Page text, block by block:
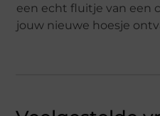
een echt fluitje van een
jouw nieuwe hoesje